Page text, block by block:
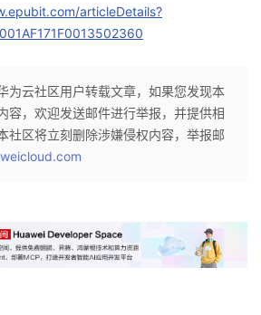
articleDetails?
为云社区用户转载文章，如果您发现本
容，欢迎发送邮件进行举报，并提供相
社区将立刻删除涉嫌侵权内容，举报邮